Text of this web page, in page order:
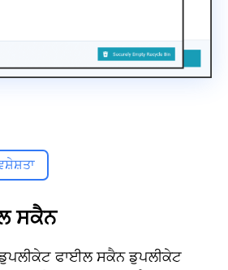
ਸਕੈਨ
ਡੁਪਲੀਕੇਟ ਫਾਈਲ ਸਕੈਨ ਡੁਪਲੀਕੇਟ